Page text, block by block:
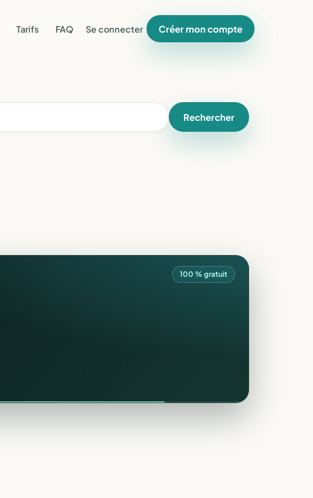
Tarifs FAQ Se connecter Créer mon compte
Rechercher
100 % gratuit